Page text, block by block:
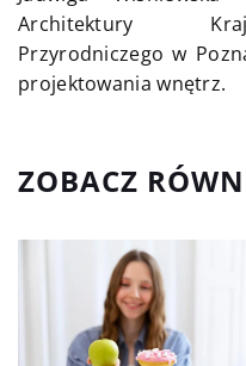
Architektury
Przyrodniczego w
projektowania wnętrz.
ZOBACZ